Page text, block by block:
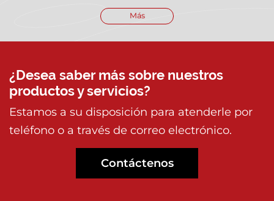
Más
¿Desea saber más sobre nuestros
productos y servicios?
Estamos a su disposición para atenderle por
teléfono o a través de correo electrónico.
Contáctenos